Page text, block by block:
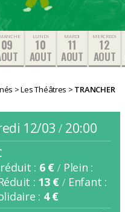
09 LUNDI
10
AOUT
MARDI
11
AOUT
MERCREDI
12
AOUT
>Les Théâtres > TRANCHER
12/03 / 20:00
: 6 € / Plein :
: 13 € / Enfant :
: 4 €